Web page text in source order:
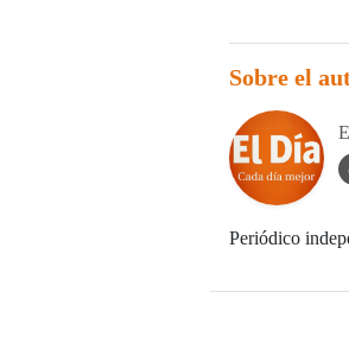
Sobre el
Periódico